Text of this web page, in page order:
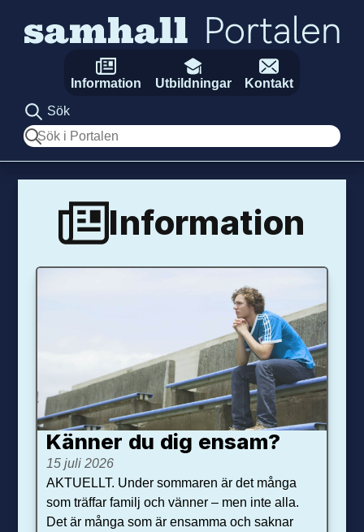
Information Utbildningar
Kontakt
Sök
Sök
Information
Känner du dig ensam?
15 juli 2026
AKTUELLT. Under sommaren är det många
som träffar familj och vänner – men inte alla.
Det är många som är ensamma och saknar